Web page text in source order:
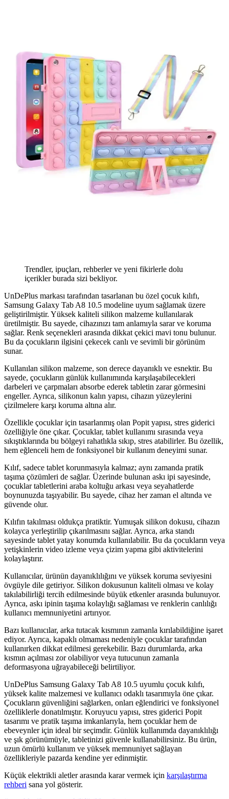
Trendler, ipuçları, rehberler ve yeni fikirlerle dolu
içerikler burada sizi bekliyor.
UnDePlus markası tarafından tasarlanan bu özel çocuk kılıfı,
Samsung Galaxy Tab A8 10.5 modeline uyum sağlamak üzere
geliştirilmiştir. Yüksek kaliteli silikon malzeme kullanılarak
üretilmiştir. Bu sayede, cihazınızı tam anlamıyla sarar ve koruma
sağlar. Renk seçenekleri arasında dikkat çekici mavi tonu bulunur.
Bu da çocukların ilgisini çekecek canlı ve sevimli bir görünüm
sunar.
Kullanılan silikon malzeme, son derece dayanıklı ve esnektir. Bu
sayede, çocukların günlük kullanımında karşılaşabilecekleri
darbeleri ve çarpmaları absorbe ederek tabletin zarar görmesini
engeller. Ayrıca, silikonun kalın yapısı, cihazın yüzeylerini
çizilmelere karşı koruma altına alır.
Özellikle çocuklar için tasarlanmış olan Popit yapısı, stres giderici
özelliğiyle öne çıkar. Çocuklar, tablet kullanımı sırasında veya
sıkıştıklarında bu bölgeyi rahatlıkla sıkıp, stres atabilirler. Bu özellik,
hem eğlenceli hem de fonksiyonel bir kullanım deneyimi sunar.
Kılıf, sadece tablet korunmasıyla kalmaz; aynı zamanda pratik
taşıma çözümleri de sağlar. Üzerinde bulunan askı ipi sayesinde,
çocuklar tabletlerini araba koltuğu arkası veya seyahatlerde
boynunuzda taşıyabilir. Bu sayede, cihaz her zaman el altında ve
güvende olur.
Kılıfın takılması oldukça pratiktir. Yumuşak silikon dokusu, cihazın
kolayca yerleştirilip çıkarılmasını sağlar. Ayrıca, arka standı
sayesinde tablet yatay konumda kullanılabilir. Bu da çocukların veya
yetişkinlerin video izleme veya çizim yapma gibi aktivitelerini
kolaylaştırır.
Kullanıcılar, ürünün dayanıklılığını ve yüksek koruma seviyesini
övgüyle dile getiriyor. Silikon dokusunun kaliteli olması ve kolay
takılabilirliği tercih edilmesinde büyük etkenler arasında bulunuyor.
Ayrıca, askı ipinin taşıma kolaylığı sağlaması ve renklerin canlılığı
kullanıcı memnuniyetini artırıyor.
Bazı kullanıcılar, arka tutacak kısmının zamanla kırılabildiğine işaret
ediyor. Ayrıca, kapaklı olmaması nedeniyle çocuklar tarafından
kullanırken dikkat edilmesi gerekebilir. Bazı durumlarda, arka
kısmın açılması zor olabiliyor veya tutucunun zamanla
deformasyona uğrayabileceği belirtiliyor.
UnDePlus Samsung Galaxy Tab A8 10.5 uyumlu çocuk kılıfı,
yüksek kalite malzemesi ve kullanıcı odaklı tasarımıyla öne çıkar.
Çocukların güvenliğini sağlarken, onları eğlendirici ve fonksiyonel
özelliklerle donatılmıştır. Koruyucu yapısı, stres giderici Popit
tasarımı ve pratik taşıma imkanlarıyla, hem çocuklar hem de
ebeveynler için ideal bir seçimdir. Günlük kullanımda dayanıklılığı
ve şık görünümüyle, tabletinizi güvenle kullanabilirsiniz. Bu ürün,
uzun ömürlü kullanım ve yüksek memnuniyet sağlayan
özellikleriyle pazarda kendine yer edinmiştir.
Küçük elektrikli aletler arasında karar vermek için karşılaştırma
rehberi sana yol gösterir.